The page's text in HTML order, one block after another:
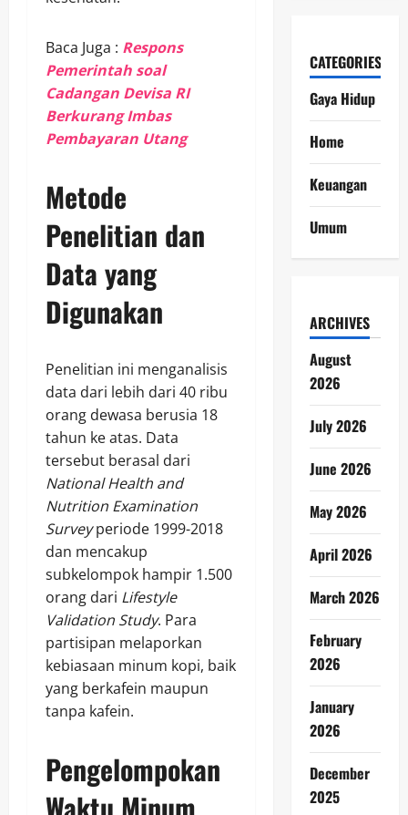
Baca Juga : Respons
Pemerintah soal
Cadangan Devisa RI
Berkurang Imbas
Pembayaran Utang
Metode
Penelitian dan
Data yang
Digunakan
Penelitian ini menganalisis
data dari lebih dari 40 ribu
orang dewasa berusia 18
tahun ke atas. Data
tersebut berasal dari
National Health and
Nutrition Examination
Surveyperiode 1999-2018
dan mencakup
subkelompok hampir 1.500
orang dari Lifestyle
Validation Study. Para
partisipan melaporkan
kebiasaan minum kopi, baik
yang berkafein maupun
tanpa kafein.
Pengelompokan
CATEGORIES
Gaya Hidup
Home
Keuangan
Umum
ARCHIVES
August
2026
July 2026
June 2026
May 2026
April 2026
March 2026
February
2026
January
2026
December
2025